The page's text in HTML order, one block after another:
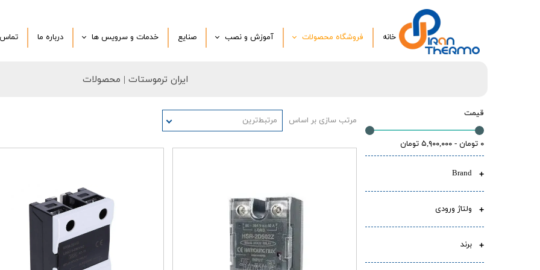
خانه فروشگاه محصولات
ترموکوپل و سنسوردما
رطوبت سنج
فشار سنج وزن سنج
شمارشگر و تایمر دیجیتال
آموزش و نصب صنایع خدمات و سرویس ها
ترموکوپل و سرویس سفارشی
درباره‌ ما تماس
ایران ترموستات | محصولات
قیمت
۰ تومان - ۵,۹۰۰,۰۰۰ تومان
Brand
ولتاژ ورودی
برند
مرتب سازی بر اساس مرتبط‌ترین